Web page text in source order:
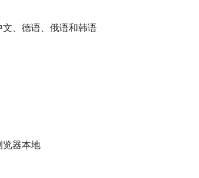
、德语、俄语和韩语
览器本地